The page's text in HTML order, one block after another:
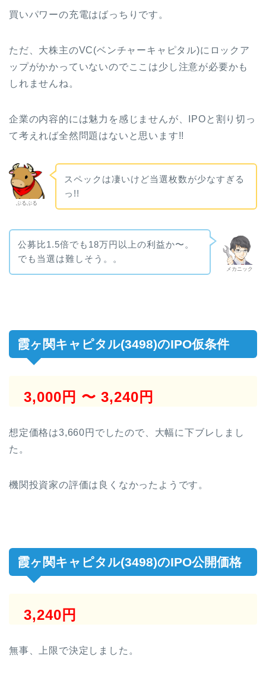
買いパワーの充電はばっちりです。
ただ、大株主のVC(ベンチャーキャピタル)にロックア
ップがかかっていないのでここは少し注意が必要かも
しれませんね。
企業の内容的には魅力を感じませんが、IPOと割り切っ
て考えれば全然問題はないと思います!!
ぶるぶる
スペックは凄いけど当選枚数が少なすぎる
っ!!
メカニック
公募比1.5倍でも18万円以上の利益か〜。
でも当選は難しそう。。
霞ヶ関キャピタル(3498)のIPO仮条件
3,000円 〜 3,240円
想定価格は3,660円でしたので、大幅に下ブレしまし
た。
機関投資家の評価は良くなかったようです。
霞ヶ関キャピタル(3498)のIPO公開価格
3,240円
無事、上限で決定しました。